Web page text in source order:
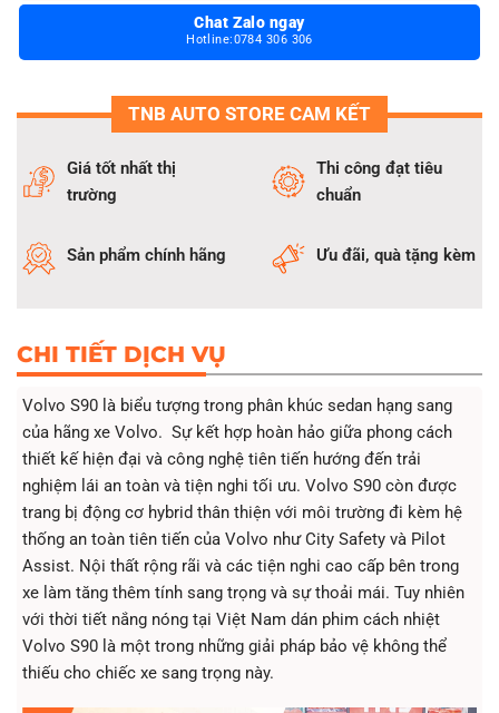
Tư vấn miễn phí 24/7 các thông tin liên quan về dịch vụ dán
Hệ thống thiết bị hiện đại đảm bảo thi công đạt tiêu chuẩn
dán phim chống nóng xe Volvo S90
Chat Zalo ngay
Hotline:0784 306 306
TNB AUTO STORE CAM KẾT
Giá tốt nhất thị
trường
Thi công đạt tiêu
chuẩn
Sản phẩm chính hãng Ưu đãi, quà tặng kèm
CHI TIẾT DỊCH VỤ
Volvo S90 là biểu tượng trong phân khúc sedan hạng sang
của hãng xe Volvo. Sự kết hợp hoàn hảo giữa phong cách
thiết kế hiện đại và công nghệ tiên tiến hướng đến trải
nghiệm lái an toàn và tiện nghi tối ưu. Volvo S90 còn được
trang bị động cơ hybrid thân thiện với môi trường đi kèm hệ
thống an toàn tiên tiến của Volvo như City Safety và Pilot
Assist. Nội thất rộng rãi và các tiện nghi cao cấp bên trong
xe làm tăng thêm tính sang trọng và sự thoải mái. Tuy nhiên
với thời tiết nắng nóng tại Việt Nam dán phim cách nhiệt
Volvo S90 là một trong những giải pháp bảo vệ không thể
thiếu cho chiếc xe sang trọng này.